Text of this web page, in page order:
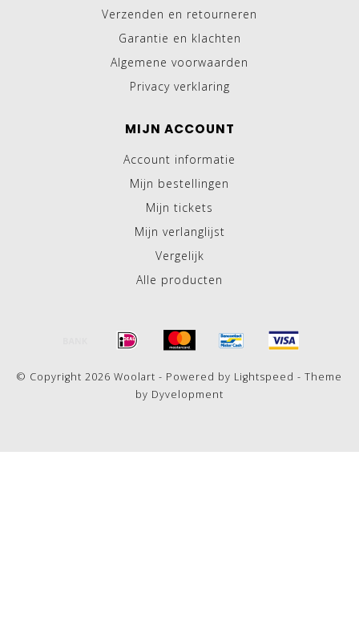
Verzenden en retourneren
Garantie en klachten
Algemene voorwaarden
Privacy verklaring
MIJN ACCOUNT
Account informatie
Mijn bestellingen
Mijn tickets
Mijn verlanglijst
Vergelijk
Alle producten
© Copyright 2026 Woolart - Powered by Lightspeed - Theme
by Dyvelopment